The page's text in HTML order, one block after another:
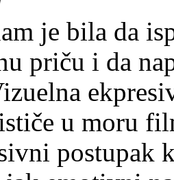
je bila da
priču i da
u moru
postupak